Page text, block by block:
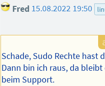
Fred 15.08.2022 19:50
Schade, Sudo Rechte hast
Dann bin ich raus, da
beim Support.